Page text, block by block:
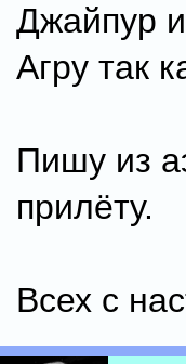
Джайпур
Агру так
Пишу из
прилёту.
Всех с